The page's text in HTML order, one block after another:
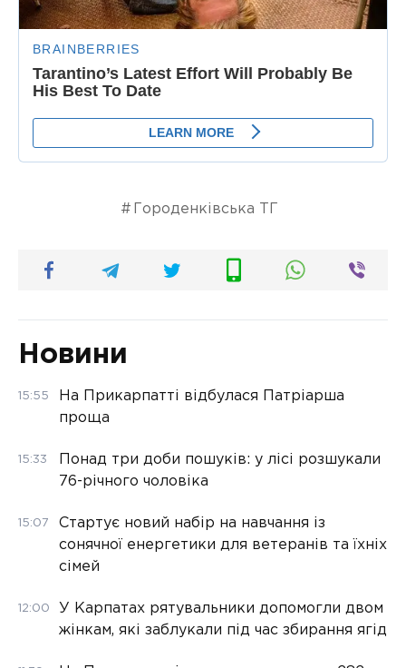
Городенківська ТГ
Новини
15:55
На Прикарпатті відбулася Патріарша
проща
15:33
Понад три доби пошуків: у лісі розшукали
76-річного чоловіка
15:07
Стартує новий набір на навчання із
сонячної енергетики для ветеранів та їхніх
сімей
12:00
У Карпатах рятувальники допомогли двом
жінкам, які заблукали під час збирання ягід